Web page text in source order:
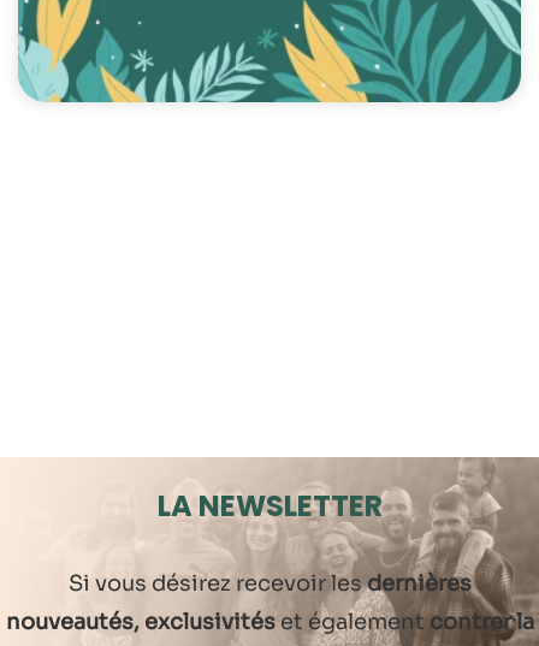
LA NEWSLETTER
Si vous désirez recevoir lesdernières
nouveautés, exclusivitéset également contrer la